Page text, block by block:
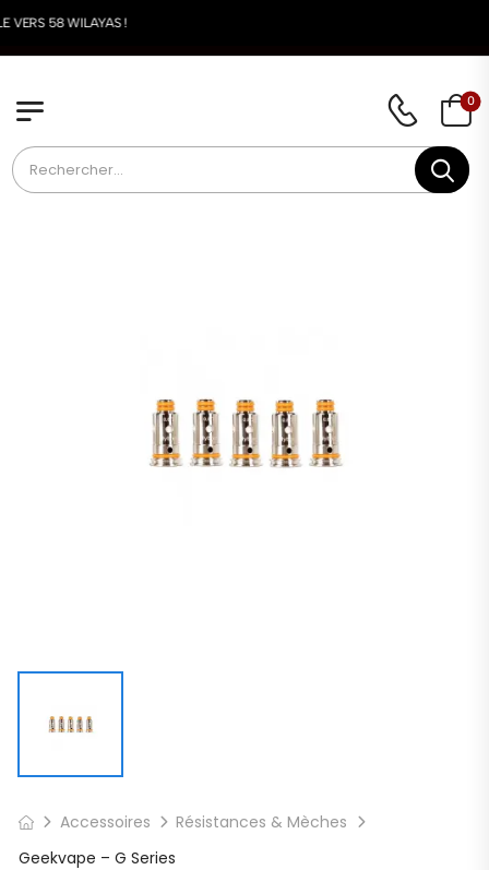
VERS 58 WILAYAS !
0
Accessoires
Résistances & Mèches
Geekvape – G Series